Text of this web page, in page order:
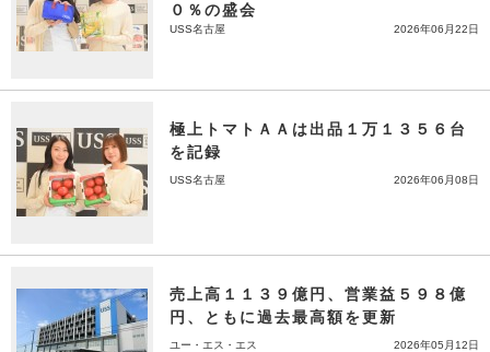
０％の盛会
USS名古屋 2026年06月22日
極上トマトＡＡは出品１万１３５６台
を記録
USS名古屋 2026年06月08日
売上高１１３９億円、営業益５９８億
円、ともに過去最高額を更新
ユー・エス・エス 2026年05月12日